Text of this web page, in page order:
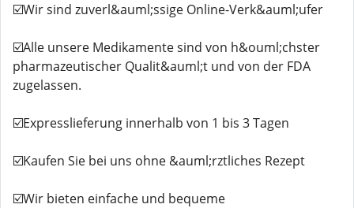
☑️Wir sind zuverl&auml;ssige Online-Verk&auml;ufer
☑️Alle unsere Medikamente sind von h&ouml;chster
pharmazeutischer Qualit&auml;t und von der FDA
zugelassen.
☑️Expresslieferung innerhalb von 1 bis 3 Tagen
☑️Kaufen Sie bei uns ohne &auml;rztliches Rezept
☑️Wir bieten einfache und bequeme